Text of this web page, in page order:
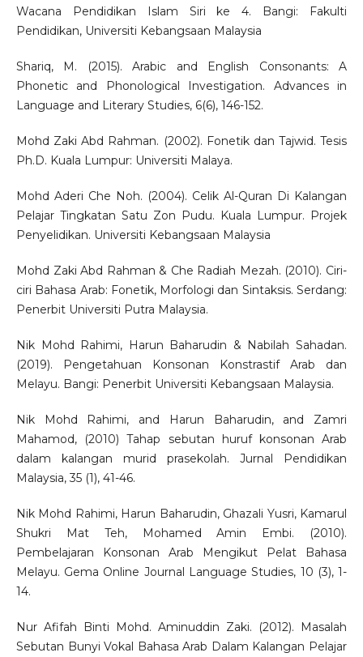
Wacana Pendidikan Islam Siri ke 4. Bangi: Fakulti
Pendidikan, Universiti Kebangsaan Malaysia
Shariq, M. (2015). Arabic and English Consonants: A
Phonetic and Phonological Investigation. Advances in
Language and Literary Studies, 6(6), 146-152.
Mohd Zaki Abd Rahman. (2002). Fonetik dan Tajwid. Tesis
Ph.D. Kuala Lumpur: Universiti Malaya.
Mohd Aderi Che Noh. (2004). Celik Al-Quran Di Kalangan
Pelajar Tingkatan Satu Zon Pudu. Kuala Lumpur. Projek
Penyelidikan. Universiti Kebangsaan Malaysia
Mohd Zaki Abd Rahman & Che Radiah Mezah. (2010). Ciri-
ciri Bahasa Arab: Fonetik, Morfologi dan Sintaksis. Serdang:
Penerbit Universiti Putra Malaysia.
Nik Mohd Rahimi, Harun Baharudin & Nabilah Sahadan.
(2019). Pengetahuan Konsonan Konstrastif Arab dan
Melayu. Bangi: Penerbit Universiti Kebangsaan Malaysia.
Nik Mohd Rahimi, and Harun Baharudin, and Zamri
Mahamod, (2010) Tahap sebutan huruf konsonan Arab
dalam kalangan murid prasekolah. Jurnal Pendidikan
Malaysia, 35 (1), 41-46.
Nik Mohd Rahimi, Harun Baharudin, Ghazali Yusri, Kamarul
Shukri Mat Teh, Mohamed Amin Embi. (2010).
Pembelajaran Konsonan Arab Mengikut Pelat Bahasa
Melayu. Gema Online Journal Language Studies, 10 (3), 1-
14.
Nur Afifah Binti Mohd. Aminuddin Zaki. (2012). Masalah
Sebutan Bunyi Vokal Bahasa Arab Dalam Kalangan Pelajar